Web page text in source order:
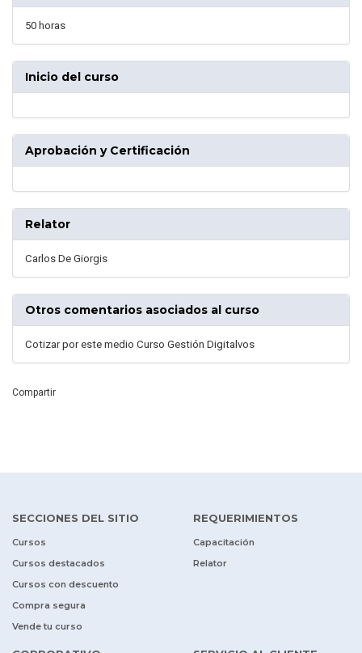
50 horas
Inicio del curso
Aprobación y Certificación
Relator
Carlos De Giorgis
Otros comentarios asociados al curso
Cotizar por este medio Curso Gestión Digitalvos
Compartir
SECCIONES DEL SITIO
Cursos
Cursos destacados
Cursos con descuento
Compra segura
Vende tu curso
REQUERIMIENTOS
Capacitación
Relator